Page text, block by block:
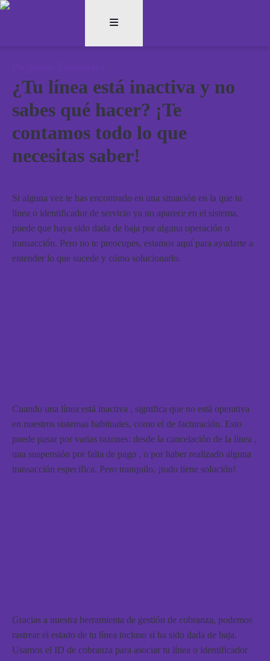
¿Tu línea está inactiva y no
sabes qué hacer? ¡Te
contamos todo lo que
necesitas saber!
Si alguna vez te has encontrado en una situación en la que tu
línea o identificador de servicio ya no aparece en el sistema,
puede que haya sido dada de baja por alguna operación o
transacción. Pero no te preocupes, estamos aquí para ayudarte a
entender lo que sucede y cómo solucionarlo.
Cuando una línea está inactiva , significa que no está operativa
en nuestros sistemas habituales, como el de facturación. Esto
puede pasar por varias razones: desde la cancelación de la línea ,
una suspensión por falta de pago , o por haber realizado alguna
transacción específica. Pero tranquilo, ¡todo tiene solución!
Gracias a nuestra herramienta de gestión de cobranza, podemos
rastrear el estado de tu línea incluso si ha sido dada de baja.
Usamos el ID de cobranza para asociar tu línea o identificador